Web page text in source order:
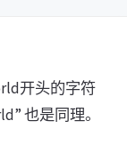
开头的字符
也是同理。